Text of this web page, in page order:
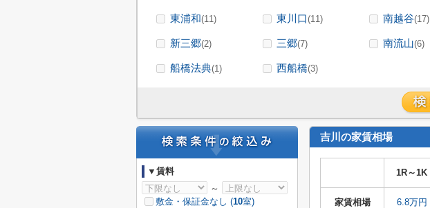
東浦和(11) 東川口(11) 南越谷(17)
新三郷(2) 三郷(7) 南流山(6)
船橋法典(1) 西船橋(3)
吉川の家賃相場
1R～1K
家賃相場 6.8万円
▼賃料
～
敷金・保証金なし (10室)